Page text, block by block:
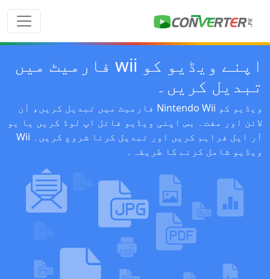
اپنے ویڈیو کو wii فارمیٹ میں
تبدیل کریں۔
ویڈیو کو Nintendo Wii فارمیٹ میں تبدیل کریں، آن
لائن اور مفت۔ بس اپنی ویڈیو فائل اپ لوڈ کریں یا یو
آر ایل فراہم کریں اور تبدیل کرنا شروع کریں۔ Wii
ویڈیو شامل کرنے کا طریقہ۔